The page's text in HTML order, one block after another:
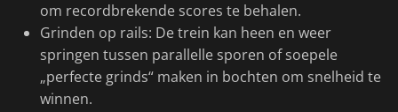
om recordbrekende scores te behalen.
Grinden op rails: De trein kan heen en weer
springen tussen parallelle sporen of soepele
„perfecte grinds“ maken in bochten om snelheid te
winnen.